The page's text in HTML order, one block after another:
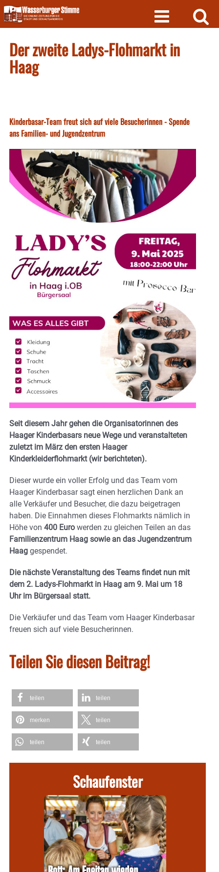
Skip
to
content
Der zweite Ladys-Flohmarkt in
Haag
Kinderbasar-Team freut sich auf viele Besucherinnen - Spende
ans Familien- und Jugendzentrum
Seit diesem Jahr gehen die Organisatorinnen des
Haager Kinderbasars neue Wege und veranstalteten
zuletzt im März den ersten Haager
Kinderkleiderflohmarkt (wir berichteten).
Dieser wurde ein voller Erfolg und das Team vom
Haager Kinderbasar sagt einen herzlichen Dank an
alle Verkäufer und Besucher, die dazu beigetragen
haben. Die Einnahmen dieses Flohmarkts nämlich in
Höhe von 400 Euro werden zu gleichen Teilen an das
Familienzentrum Haag sowie an das Jugendzentrum
Haag gespendet.
Die nächste Veranstaltung des Teams findet nun mit
dem 2. Ladys-Flohmarkt in Haag am 9. Mai um 18
Uhr im Bürgersaal statt.
Die Verkäufer und das Team vom Haager Kinderbasar
freuen sich auf viele Besucherinnen.
Teilen Sie diesen Beitrag!
teilen teilen
merken teilen
teilen teilen
Schaufenster